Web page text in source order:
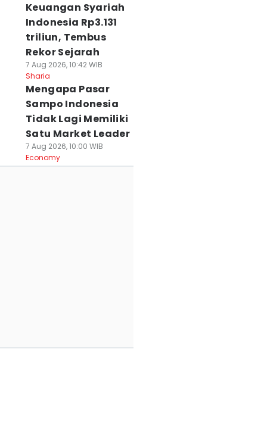
Keuangan Syariah
Indonesia Rp3.131
triliun, Tembus
Rekor Sejarah
7 Aug 2026, 10:42 WIB
Sharia
Mengapa Pasar
Sampo Indonesia
Tidak Lagi Memiliki
Satu Market Leader
7 Aug 2026, 10:00 WIB
Economy